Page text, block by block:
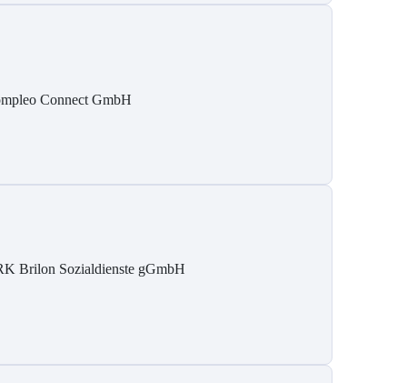
Connect GmbH
Brilon Sozialdienste gGmbH